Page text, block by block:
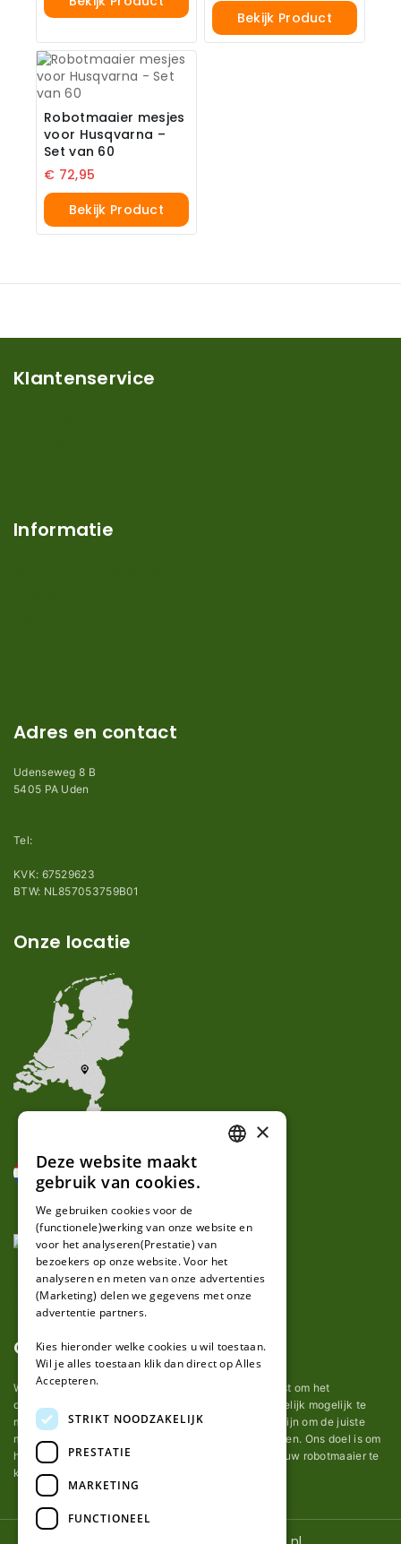
Bekijk Product
Robotmaaier mesjes
voor Husqvarna –
Set van 60
€ 72,95
Bekijk Product
Klantenservice
Informatie
Adres en contact
Udenseweg 8 B
5405 PA Uden
Tel:
KVK: 67529623
BTW: NL857053759B01
Onze locatie
Over ons
Wij van robotmaaier-mesjes.nl doen ons uiterste best om het
onderhoud van robot grasmaaier mesjes zo gemakkelijk mogelijk te
maken. Uit ervaring merkten we hoe lastig het kan zijn om de juiste
messen voor een automatische grasmachine te vinden. Ons doel is om
het u makkelijk te maken om de goede mesjes voor uw robotmaaier te
kopen.
GERMAN
×
Deze website maakt
gebruik van cookies.
We gebruiken cookies voor de
(functionele)werking van onze website en
voor het analyseren(Prestatie) van
bezoekers op onze website. Voor het
analyseren en meten van onze advertenties
(Marketing) delen we gegevens met onze
advertentie partners.
Kies hieronder welke cookies u wil toestaan.
Wil je alles toestaan klik dan direct op Alles
Accepteren.
STRIKT NOODZAKELIJK
PRESTATIE
MARKETING
FUNCTIONEEL